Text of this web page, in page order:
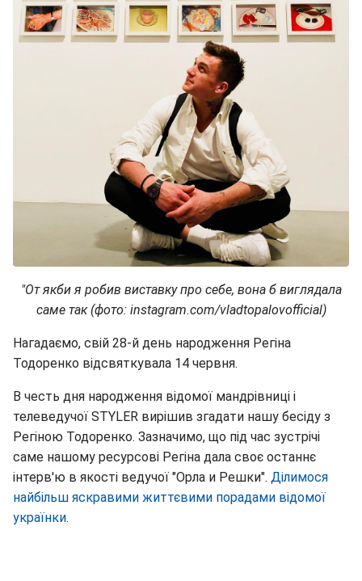
"От якби я робив виставку про себе, вона б виглядала
саме так (фото: instagram.com/vladtopalovofficial)
Нагадаємо, свій 28-й день народження Регіна
Тодоренко відсвяткувала 14 червня.
В честь дня народження відомої мандрівниці і
телеведучої STYLER вирішив згадати нашу бесіду з
Регіною Тодоренко. Зазначимо, що під час зустрічі
саме нашому ресурсові Регіна дала своє останнє
інтерв'ю в якості ведучої "Орла и Решки". Ділимося
найбільш яскравими життєвими порадами відомої
українки.